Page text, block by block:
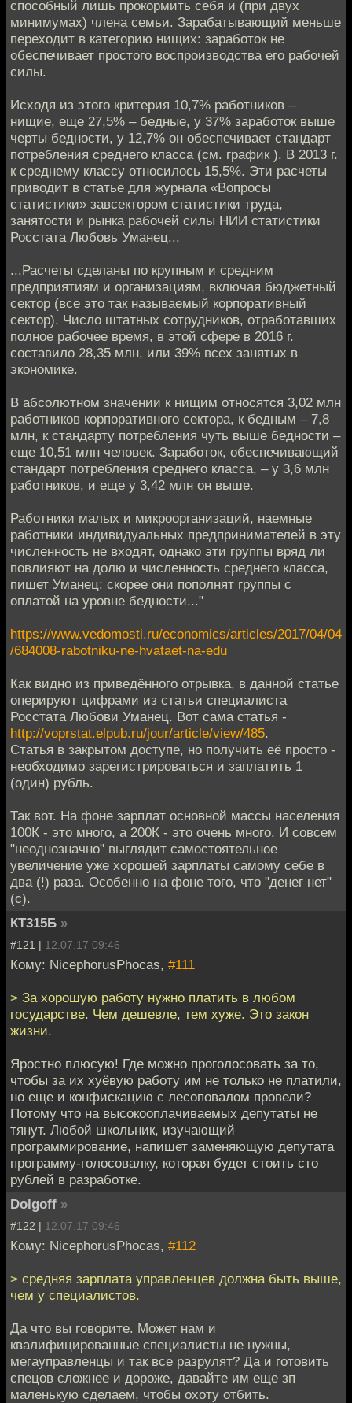
способный лишь прокормить себя и (при двух
минимумах) члена семьи. Зарабатывающий меньше
переходит в категорию нищих: заработок не
обеспечивает простого воспроизводства его рабочей
силы.
Исходя из этого критерия 10,7% работников –
нищие, еще 27,5% – бедные, у 37% заработок выше
черты бедности, у 12,7% он обеспечивает стандарт
потребления среднего класса (см. график ). В 2013 г.
к среднему классу относилось 15,5%. Эти расчеты
приводит в статье для журнала «Вопросы
статистики» завсектором статистики труда,
занятости и рынка рабочей силы НИИ статистики
Росстата Любовь Уманец...
...Расчеты сделаны по крупным и средним
предприятиям и организациям, включая бюджетный
сектор (все это так называемый корпоративный
сектор). Число штатных сотрудников, отработавших
полное рабочее время, в этой сфере в 2016 г.
составило 28,35 млн, или 39% всех занятых в
экономике.
В абсолютном значении к нищим относятся 3,02 млн
работников корпоративного сектора, к бедным – 7,8
млн, к стандарту потребления чуть выше бедности –
еще 10,51 млн человек. Заработок, обеспечивающий
стандарт потребления среднего класса, – у 3,6 млн
работников, и еще у 3,42 млн он выше.
Работники малых и микроорганизаций, наемные
работники индивидуальных предпринимателей в эту
численность не входят, однако эти группы вряд ли
повлияют на долю и численность среднего класса,
пишет Уманец: скорее они пополнят группы с
оплатой на уровне бедности..."
https://www.vedomosti.ru/economics/articles/2017/04/04
/684008-rabotniku-ne-hvataet-na-edu
Как видно из приведённого отрывка, в данной статье
оперируют цифрами из статьи специалиста
Росстата Любови Уманец. Вот сама статья -
http://voprstat.elpub.ru/jour/article/view/485.
Статья в закрытом доступе, но получить её просто -
необходимо зарегистрироваться и заплатить 1
(один) рубль.
Так вот. На фоне зарплат основной массы населения
100К - это много, а 200К - это очень много. И совсем
"неоднозначно" выглядит самостоятельное
увеличение уже хорошей зарплаты самому себе в
два (!) раза. Особенно на фоне того, что "денег нет"
(с).
КТ315Б »
#121 | 12.07.17 09:46
Кому: NicephorusPhocas, #111
> За хорошую работу нужно платить в любом
государстве. Чем дешевле, тем хуже. Это закон
жизни.
Яростно плюсую! Где можно проголосовать за то,
чтобы за их хуёвую работу им не только не платили,
но еще и конфискацию с лесоповалом провели?
Потому что на высокооплачиваемых депутаты не
тянут. Любой школьник, изучающий
программирование, напишет заменяющую депутата
программу-голосовалку, которая будет стоить сто
рублей в разработке.
Dolgoff »
#122 | 12.07.17 09:46
Кому: NicephorusPhocas, #112
> средняя зарплата управленцев должна быть выше,
чем у специалистов.
Да что вы говорите. Может нам и
квалифицированные специалисты не нужны,
мегауправленцы и так все разрулят? Да и готовить
спецов сложнее и дороже, давайте им еще зп
маленькую сделаем, чтобы охоту отбить.